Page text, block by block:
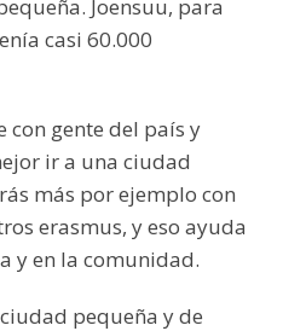
Joensuu, para
casi 60.000
con gente del país y
ir a una ciudad
más por ejemplo con
erasmus, y eso ayuda
y en la comunidad.
pequeña y de